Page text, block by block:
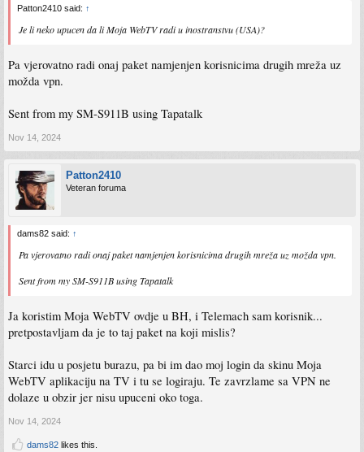
Patton2410 said: ↑
Je li neko upucen da li Moja WebTV radi u inostranstvu (USA)?
Pa vjerovatno radi onaj paket namjenjen korisnicima drugih mreža uz
možda vpn.
Sent from my SM-S911B using Tapatalk
Nov 14, 2024
Patton2410
Veteran foruma
dams82 said: ↑
Pa vjerovatno radi onaj paket namjenjen korisnicima drugih mreža uz možda vpn.
Sent from my SM-S911B using Tapatalk
Ja koristim Moja WebTV ovdje u BH, i Telemach sam korisnik...
pretpostavljam da je to taj paket na koji mislis?
Starci idu u posjetu burazu, pa bi im dao moj login da skinu Moja
WebTV aplikaciju na TV i tu se logiraju. Te zavrzlame sa VPN ne
dolaze u obzir jer nisu upuceni oko toga.
Nov 14, 2024
dams82 likes this.